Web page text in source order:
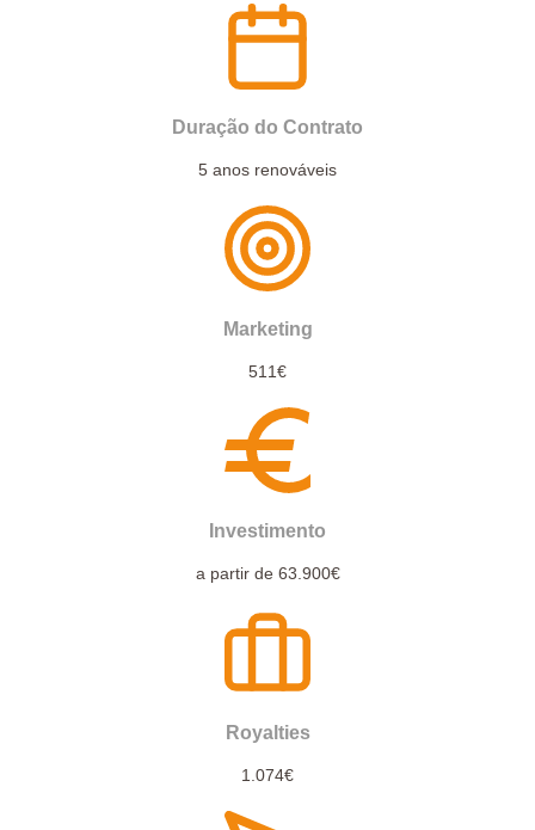
Duração do Contrato
5 anos renováveis
Marketing
511€
Investimento
a partir de 63.900€
Royalties
1.074€